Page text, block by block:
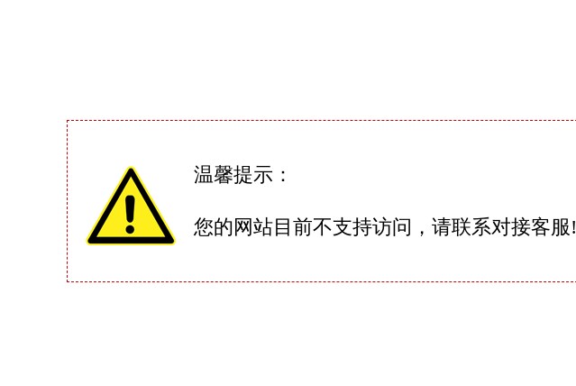
温馨提示：
您的网站目前不支持访问，请联系对接客服!